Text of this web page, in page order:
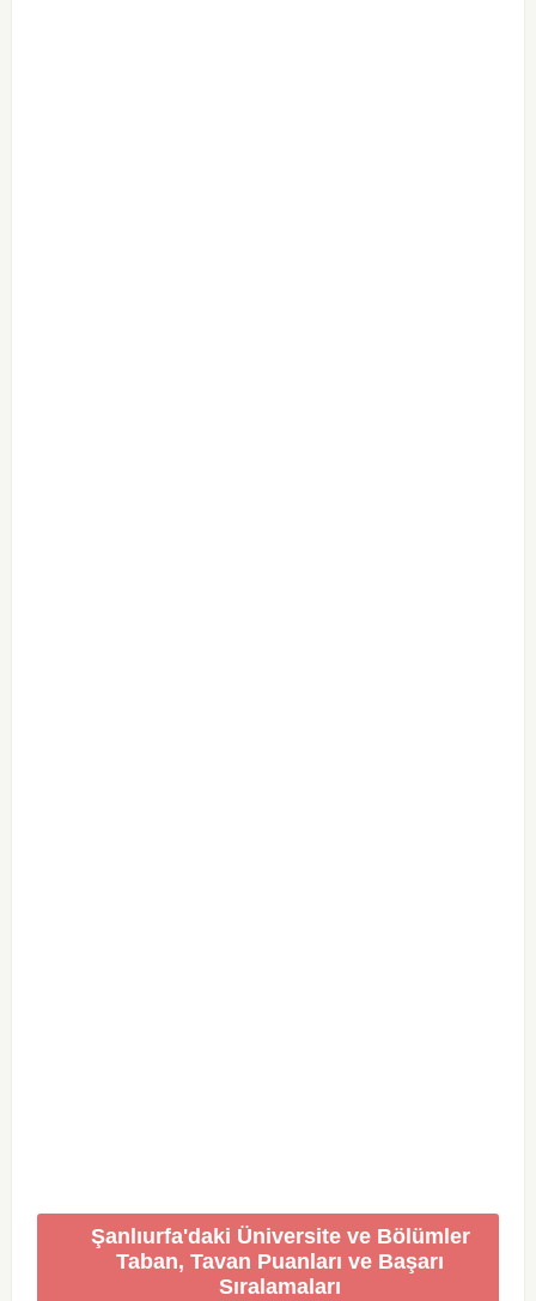
Şanlıurfa'daki Üniversite ve Bölümler
Taban, Tavan Puanları ve Başarı
Sıralamaları